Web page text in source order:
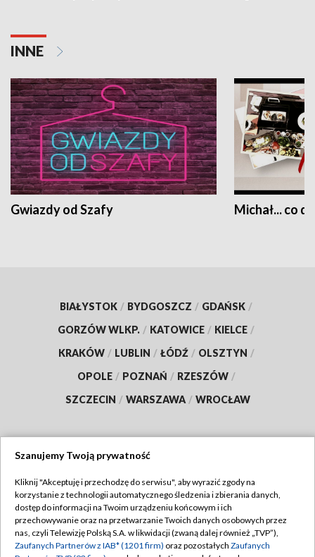
INNE
Gwiazdy od Szafy Michał... co
BIAŁYSTOK / BYDGOSZCZ / GDAŃSK /
GORZÓW WLKP. / KATOWICE / KIELCE /
KRAKÓW / LUBLIN / ŁÓDŹ / OLSZTYN /
OPOLE / POZNAŃ / RZESZÓW /
SZCZECIN / WARSZAWA / WROCŁAW
TVP
Abonament TVP
Emisja w TVP
Regulamin TVP
Polityka prywatności
Szanujemy Twoją prywatność
Kliknij "Akceptuję i przechodzę do serwisu", aby wyrazić zgody na
korzystanie z technologii automatycznego śledzenia i zbierania danych,
dostęp do informacji na Twoim urządzeniu końcowym i ich
przechowywanie oraz na przetwarzanie Twoich danych osobowych przez
nas, czyli Telewizję Polską S.A. w likwidacji (zwaną dalej również „TVP”),
Zaufanych Partnerów z IAB* (1201 firm) oraz pozostałych Zaufanych